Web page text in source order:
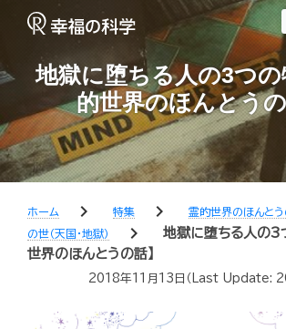
地獄に堕ちる人の3つ
的世界のほんとうの
ホーム chevron_right 特集 chevron_right 霊的世界のほんと
の世（天国・地獄）
chevron_right
地獄に堕ちる人の3
世界のほんとうの話】
2018年11月13日 （Last Update: